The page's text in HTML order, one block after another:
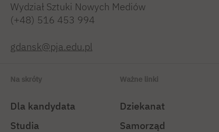
Wydział Sztuki Nowych Mediów
(+48) 516 453 994
gdansk@pja.edu.pl
Na skróty
Dla kandydata
Studia
Ważne linki
Dziekanat
Samorząd